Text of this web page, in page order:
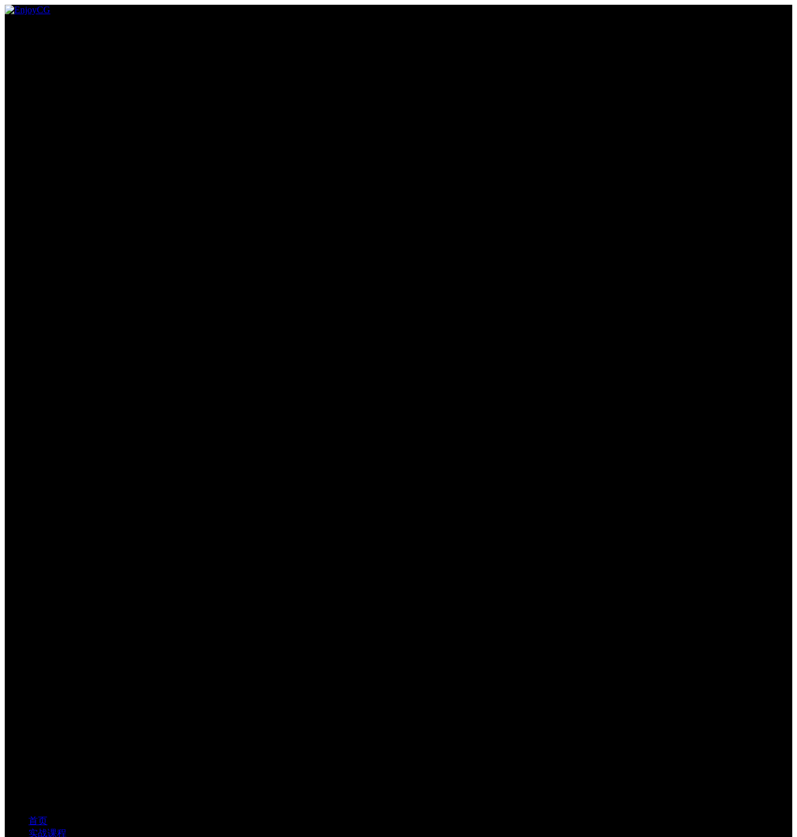
首页
实战课程